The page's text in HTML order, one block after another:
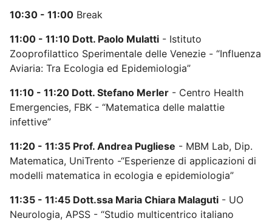
10:30 - 11:00 Break
11:00 - 11:10 Dott. Paolo Mulatti - Istituto
Zooprofilattico Sperimentale delle Venezie - “Influenza
Aviaria: Tra Ecologia ed Epidemiologia”
11:10 - 11:20 Dott. Stefano Merler - Centro Health
Emergencies, FBK - “Matematica delle malattie
infettive”
11:20 - 11:35 Prof. Andrea Pugliese - MBM Lab, Dip.
Matematica, UniTrento -“Esperienze di applicazioni di
modelli matematica in ecologia e epidemiologia”
11:35 - 11:45 Dott.ssa Maria Chiara Malaguti - UO
Neurologia, APSS - “Studio multicentrico italiano